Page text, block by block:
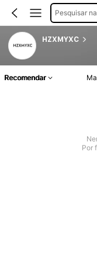
Pesquisar
HZXMYXC
Recomendar
Por